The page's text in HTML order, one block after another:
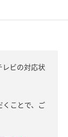
レビの対応状
くことで、ご